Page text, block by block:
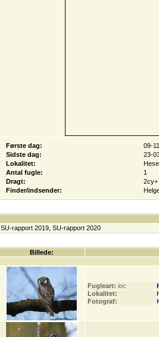
Første dag:
09-
Sidste dag:
23-
Lokalitet:
Antal fugle:
1
Dragt:
2cy+
Finder/indsender:
SU-rapport 2019, SU-rapport 2020
Billede:
Fugleart: ioc
Lokalitet:
Fotograf: